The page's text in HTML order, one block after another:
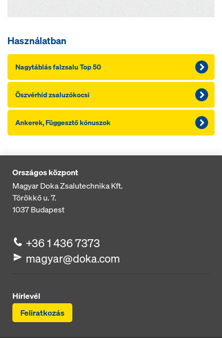
Használatban
Nagytáblás falzsalu Top 50
Öszvérhíd zsaluzókocsi
Ankerek, Függesztő kónuszok
Országos központ
Magyar Doka Zsalutechnika Kft.
Törökkő u. 7.
1037Budapest
+36 1 436 7373
magyar@doka.com
Hírlevél
Feliratkozás